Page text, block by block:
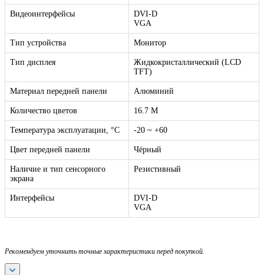
Видеоинтерфейсы
DVI-D
VGA
Тип устройства Монитор
Тип дисплея
Жидкокристаллический (LCD
TFT)
Материал передней панели Алюминий
Количество цветов 16.7 M
Температура эксплуатации, °C -20 ~ +60
Цвет передней панели Чёрный
Наличие и тип сенсорного
экрана
Резистивный
Интерфейсы
DVI-D
VGA
Рекомендуем уточнить точные характеристики перед покупкой.